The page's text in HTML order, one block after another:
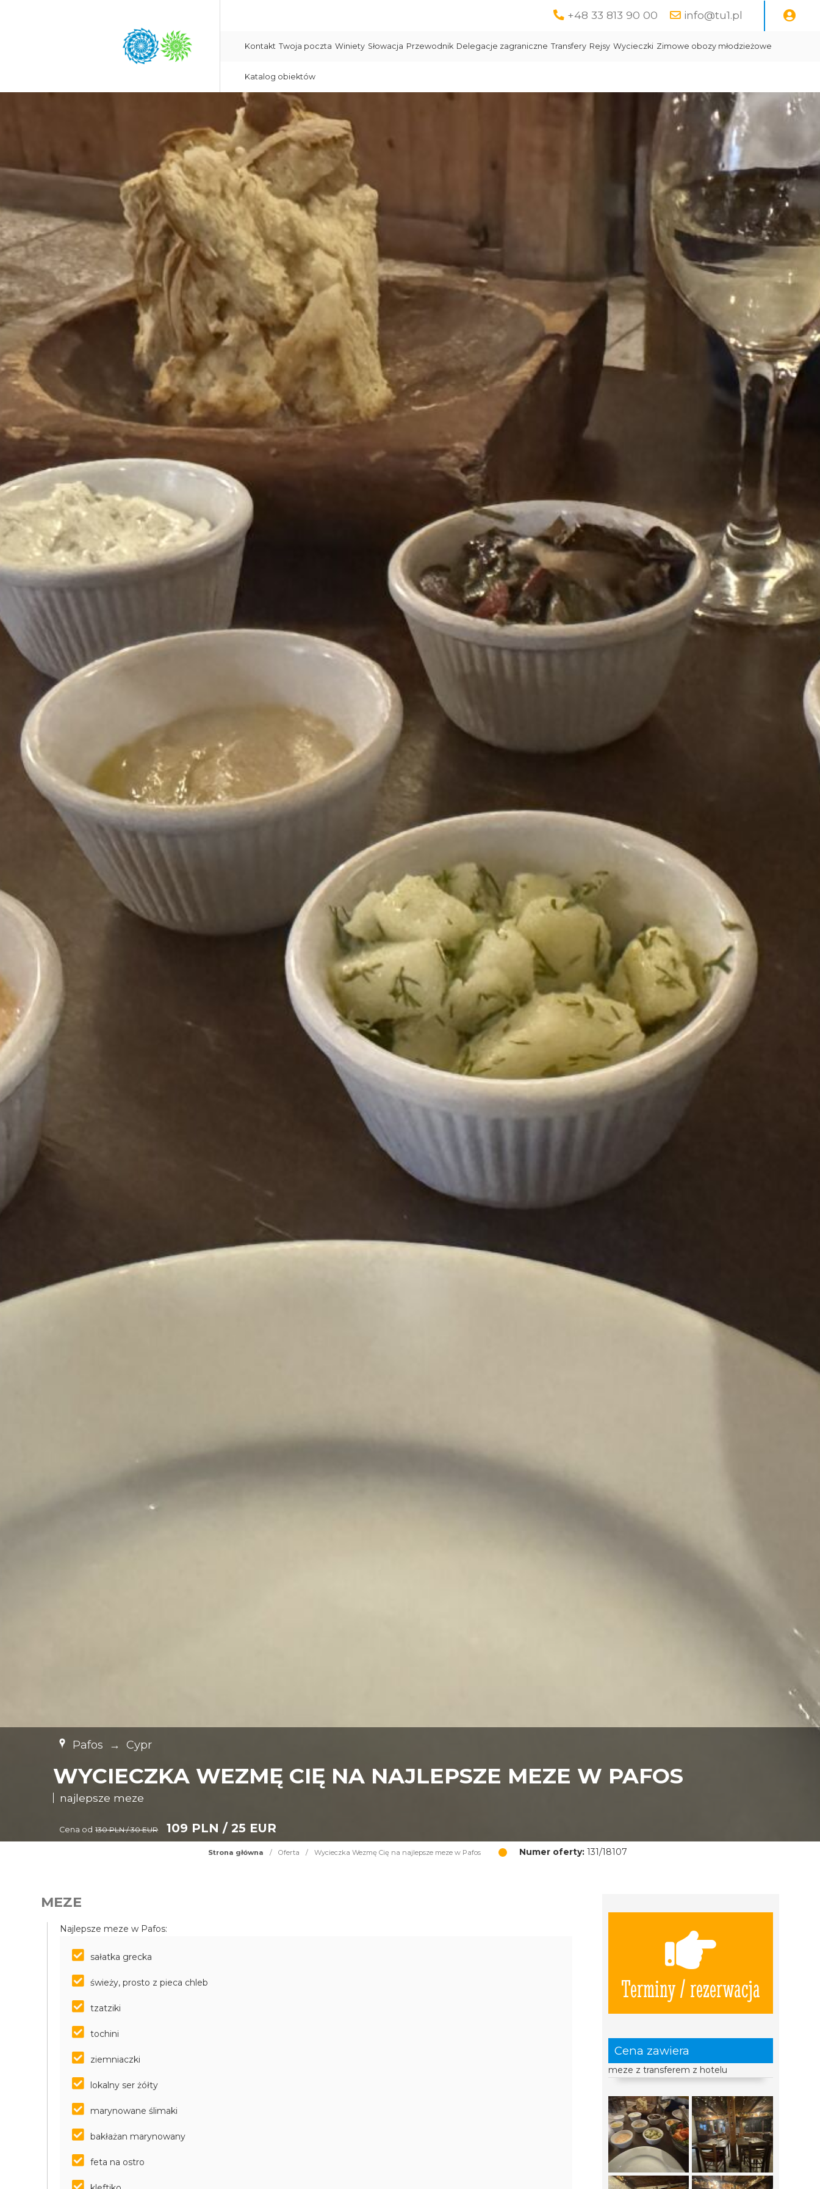
+48 33 813 90 00 info@tu1.pl
Kontakt Twoja poczta Winiety Słowacja Przewodnik Delegacje zagraniczne Transfery Rejsy Wycieczki Zimowe obozy młodzieżowe
Katalog obiektów
Pafos → Cypr
WYCIECZKA WEZMĘ CIĘ NA NAJLEPSZE MEZE W PAFOS
najlepsze meze
Cena od 130 PLN / 30 EUR 109 PLN / 25 EUR
Strona główna / Oferta / Wycieczka Wezmę Cię na najlepsze meze w Pafos Numer oferty: 131/18107
Terminy / rezerwacja
Cena zawiera
meze z transferem z hotelu
MEZE
Najlepsze meze w Pafos:
sałatka grecka
świeży, prosto z pieca chleb
tzatziki
tochini
ziemniaczki
lokalny ser żółty
marynowane ślimaki
bakłażan marynowany
feta na ostro